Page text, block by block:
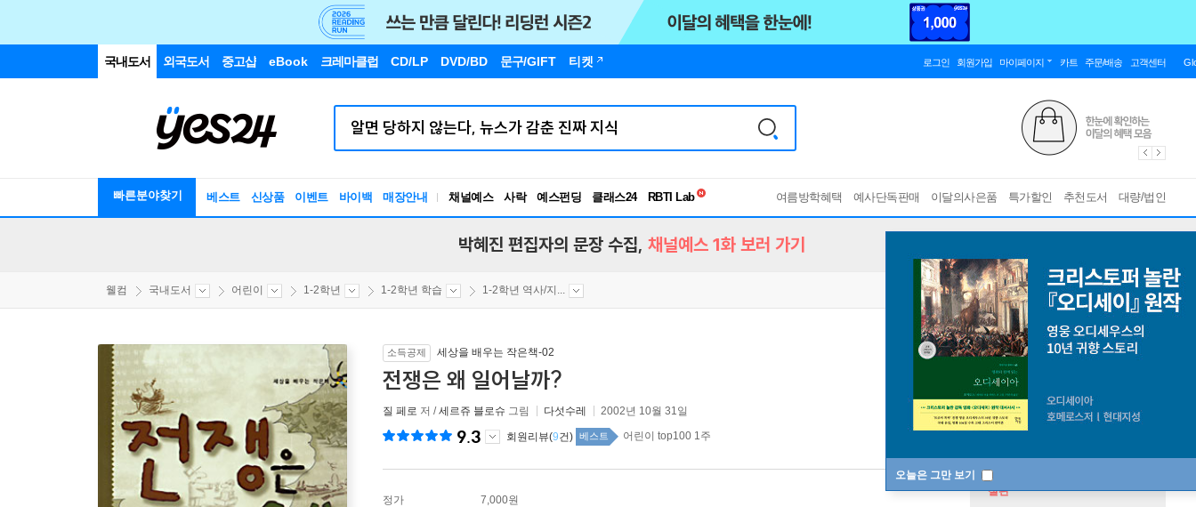
국내도서 외국도서 중고샵 eBook 크레마클럽 CD/LP DVD/BD 문구/GIFT 티켓 로그인 회원가입 마이페이지 카트 주문/배송 고객센터
빠른분야찾기 베스트 신상품 이벤트 바이백 매장안내 채널예스 사락 예스펀딩 클래스24
RBTI Lab
독서유형검사
여름방학혜택 예사단독판매 이달의사은품 특가할인 추천도서 대량/법인
오늘은 그만 보기
박혜진 편집자의 문장 수집, 채널예스 1화 보러 가기
웰컴 국내도서 어린이 1-2학년 1-2학년 학습 1-2학년 역사/지...
소득공제 세상을 배우는 작은책-02
전쟁은 왜 일어날까?
질 페로 저 /세르쥬 블로슈 그림 다섯수레 2002년 10월 31일
9.3 회원리뷰(9건) 베스트 어린이 top100 1주
정가 7,000원
절판